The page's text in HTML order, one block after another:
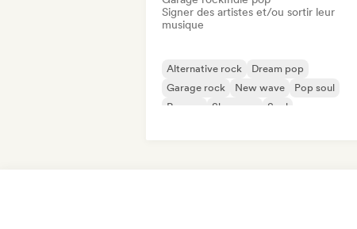
Signer des artistes et/ou sortir leur
musique
Alternative rock
Dream pop
Garage rock
New wave
Pop soul
Reggae
Shoegaze Soul